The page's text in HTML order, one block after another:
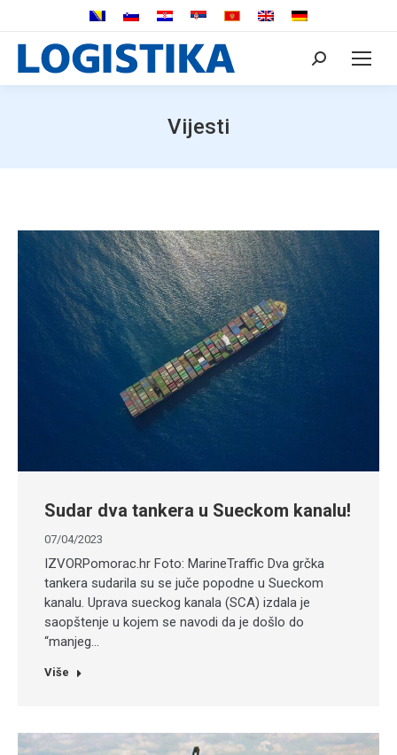
Search:
Vijesti
Sudar dva tankera u Sueckom kanalu!
07/04/2023
IZVORPomorac.hr Foto: MarineTraffic Dva grčka
tankera sudarila su se juče popodne u Sueckom
kanalu. Uprava sueckog kanala (SCA) izdala je
saopštenje u kojem se navodi da je došlo do
“manjeg…
Više